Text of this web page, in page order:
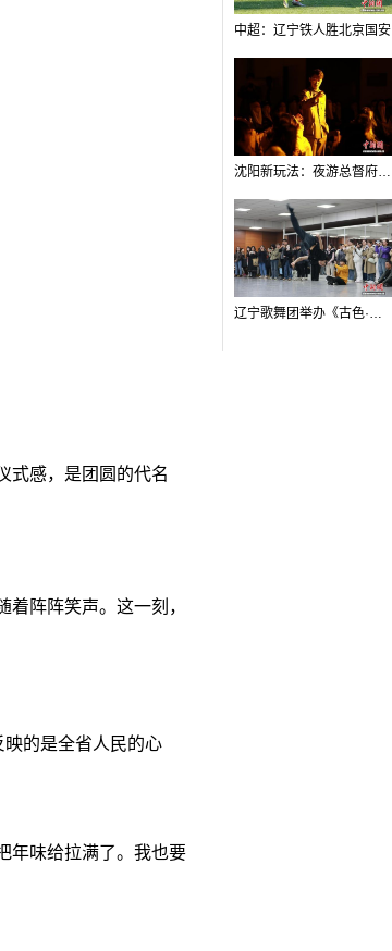
感，是团圆的代名
阵阵笑声。这一刻，
的是全省人民的心
年味给拉满了。我也要
中超：辽宁铁人胜北京国安
沈阳新玩法：夜游总督府，当一回“赴宴者”
辽宁歌舞团举办《古色·国宝辽宁》排练开放日活动